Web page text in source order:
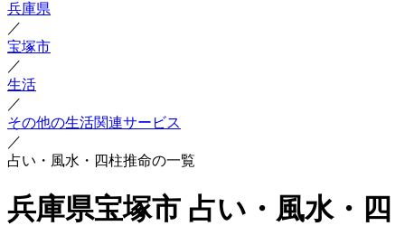
兵庫県
／
宝塚市
／
生活
／
その他の生活関連サービス
／
占い・風水・四柱推命の一覧
兵庫県宝塚市 占い・風水・四